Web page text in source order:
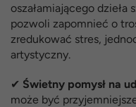
oszałamiającego dzieła
pozwoli zapomnieć o
zredukować stres,
artystyczny.
✔ Świetny pomysł na
może być